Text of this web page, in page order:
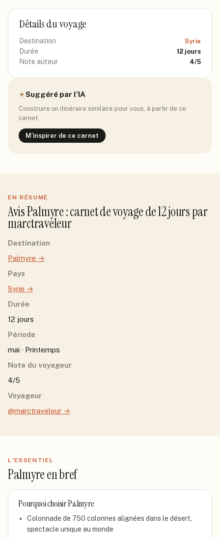
Détails du voyage
Destination Syrie
Durée 12 jours
Note auteur 4/5
Suggéré par l'IA
Construire un itinéraire similaire pour vous, à partir de ce
carnet.
M'inspirer de ce carnet
EN RÉSUMÉ
AvisPalmyre: carnet de voyage de12jourspar
marctraveleur
Destination
Palmyre →
Pays
Syrie →
Durée
12 jours
Période
mai · Printemps
Note du voyageur
4/5
Voyageur
@marctraveleur →
L'ESSENTIEL
Palmyreen bref
Pourquoi choisirPalmyre
Colonnade de 750 colonnes alignées dans le désert,
spectacle unique au monde